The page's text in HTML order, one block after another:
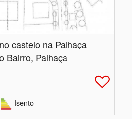
castelo na Palhaça
Bairro, Palhaça
Isento